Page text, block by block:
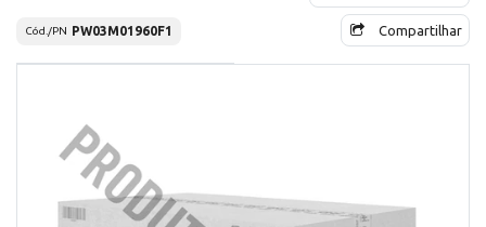
Cód./PN PW03M01960F1 Compartilhar